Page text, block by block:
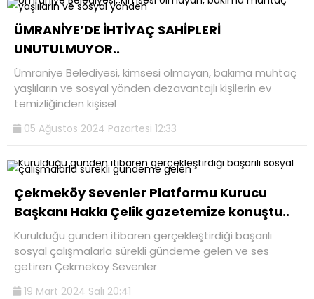
ÜMRANİYE’DE İHTİYAÇ SAHİPLERİ
UNUTULMUYOR..
Ümraniye Belediyesi, kimsesi olmayan, bakıma muhtaç
yaşlıların ve sosyal yönden dezavantajlı kişilerin ev
temizliğinden kişisel
05 Ağustos 2024 Pazartesi 12:33
Çekmeköy Sevenler Platformu Kurucu
Başkanı Hakkı Çelik gazetemize konuştu..
Kurulduğu günden itibaren gerçekleştirdiği başarılı
sosyal çalışmalarla sürekli gündeme gelen ve ses
getiren Çekmeköy Sevenler
19 Mart 2024 Salı 20:41